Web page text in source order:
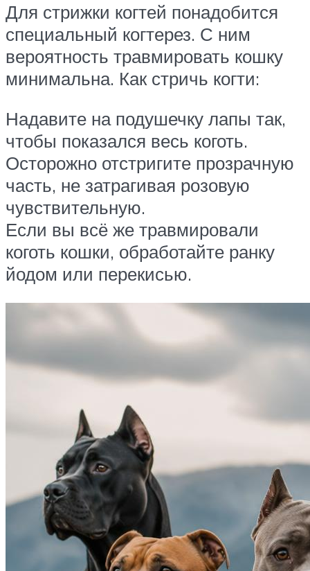
Для стрижки когтей понадобится
специальный когтерез. С ним
вероятность травмировать кошку
минимальна. Как стричь когти:
Надавите на подушечку лапы так,
чтобы показался весь коготь.
Осторожно отстригите прозрачную
часть, не затрагивая розовую
чувствительную.
Если вы всё же травмировали
коготь кошки, обработайте ранку
йодом или перекисью.